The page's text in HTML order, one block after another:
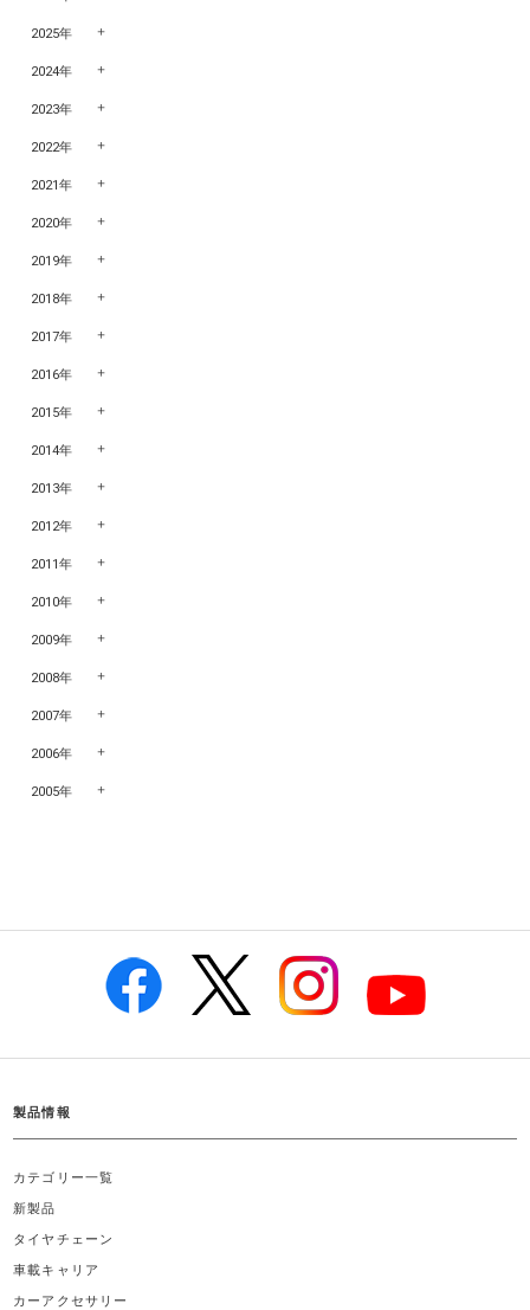
2025年
2024年
2023年
2022年
2021年
2020年
2019年
2018年
2017年
2016年
2015年
2014年
2013年
2012年
2011年
2010年
2009年
2008年
2007年
2006年
2005年
製品情報
カテゴリー一覧
新製品
タイヤチェーン
車載キャリア
カーアクセサリー